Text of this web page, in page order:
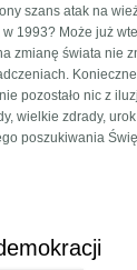
szans atak na
w 1993? Może już
zmianę świata nie
pozostało nic z
wielkie zdrady,
poszukiwania